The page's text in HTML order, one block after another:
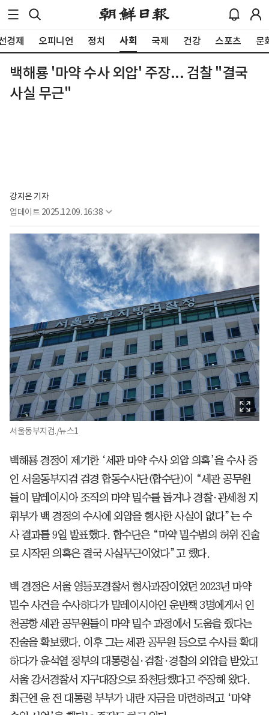
경제 오피니언 정치 사회 국제 건강 스포츠 문
백해룡 '마약 수사 외압' 주장... 검찰 "결국
사실 무근"
강지은 기자
업데이트 2025.12.09. 16:38
서울동부지검./뉴스1
백해룡 경정이 제기한 ‘세관 마약 수사 외압 의혹’을 수사 중
인 서울동부지검 검경 합동수사단(합수단)이 “세관 공무원
들이 말레이시아 조직의 마약 밀수를 돕거나 경찰·관세청 지
휘부가 백 경정의 수사에 외압을 행사한 사실이 없다”는 수
사 결과를 9일 발표했다. 합수단은 “마약 밀수범의 허위 진술
로 시작된 의혹은 결국 사실무근이었다”고 했다.
백 경정은 서울 영등포경찰서 형사과장이었던 2023년 마약
밀수 사건을 수사하다가 말레이시아인 운반책 3명에게서 인
천공항 세관 공무원들이 마약 밀수 과정에서 도움을 줬다는
진술을 확보했다. 이후 그는 세관 공무원 등으로 수사를 확대
하다가 윤석열 정부의 대통령실·검찰·경찰의 외압을 받았고
서울 강서경찰서 지구대장으로 좌천당했다고 주장해 왔다.
최근엔 윤 전 대통령 부부가 내란 자금을 마련하려고 ‘마약